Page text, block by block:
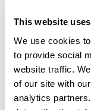
This website
We use cookies
to provide social
website traffic.
of our site with
analytics